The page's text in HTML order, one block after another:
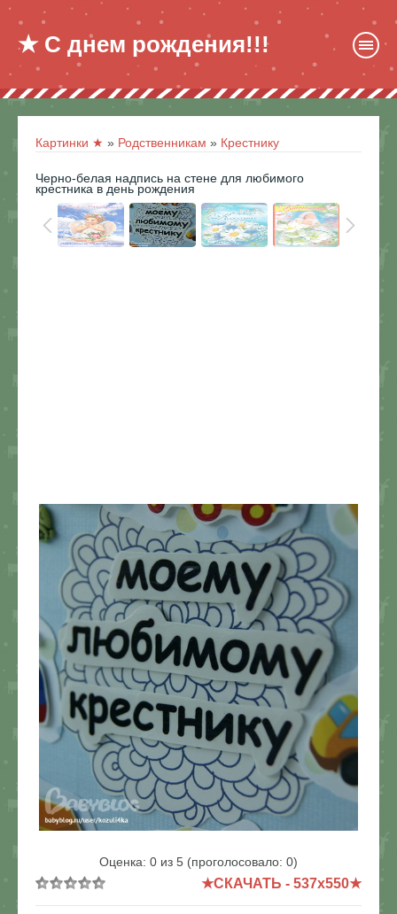
★ С днем рождения!!!
Картинки ★ » Родственникам » Крестнику
Черно-белая надпись на стене для любимого
крестника в день рождения
Оценка: 0 из 5 (проголосовало: 0)
★СКАЧАТЬ - 537x550★